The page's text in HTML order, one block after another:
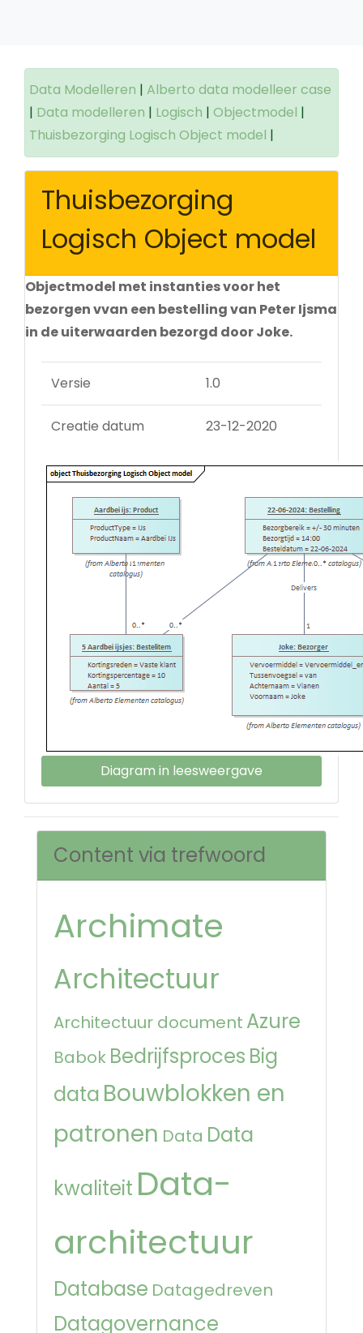
Data Modelleren | Alberto data modelleer case
| Data modelleren | Logisch | Objectmodel |
Thuisbezorging Logisch Object model |
Thuisbezorging
Logisch Object model
Objectmodel met instanties voor het
bezorgen vvan een bestelling van Peter Ijsma
in de uiterwaarden bezorgd door Joke.
Versie 1.0
Creatie datum 23-12-2020
Diagram in leesweergave
Content via trefwoord
Archimate
Architectuur
Architectuur document Azure
Babok Bedrijfsproces Big
data Bouwblokken en
patronen Data Data
kwaliteit Data-
architectuur
Database Datagedreven
Datagovernance